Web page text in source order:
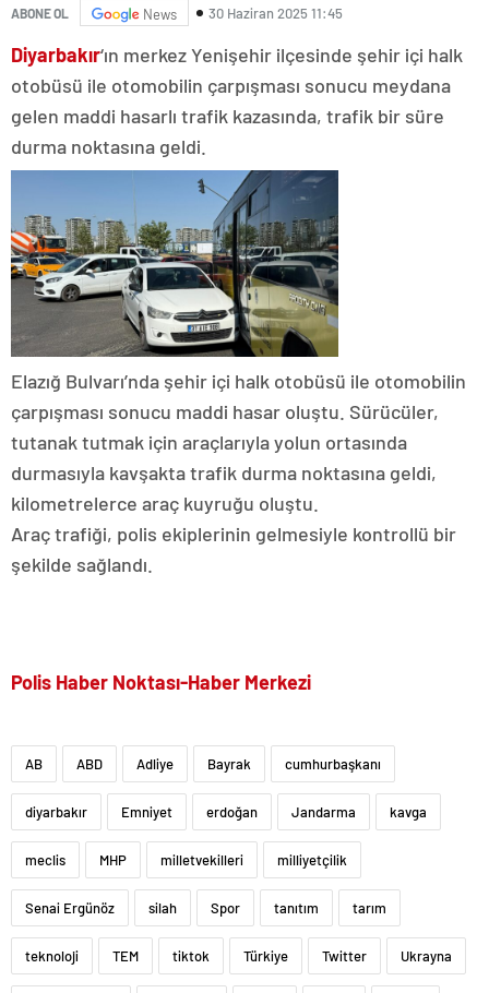
ABONE OL News 30 Haziran 2025 11:45
Diyarbakır‘ın merkez Yenişehir ilçesinde şehir içi halk
otobüsü ile otomobilin çarpışması sonucu meydana
gelen maddi hasarlı trafik kazasında, trafik bir süre
durma noktasına geldi.
Elazığ Bulvarı’nda şehir içi halk otobüsü ile otomobilin
çarpışması sonucu maddi hasar oluştu. Sürücüler,
tutanak tutmak için araçlarıyla yolun ortasında
durmasıyla kavşakta trafik durma noktasına geldi,
kilometrelerce araç kuyruğu oluştu.
Araç trafiği, polis ekiplerinin gelmesiyle kontrollü bir
şekilde sağlandı.
Polis Haber Noktası-Haber Merkezi
AB ABD Adliye Bayrak cumhurbaşkanı
diyarbakır Emniyet erdoğan Jandarma kavga
meclis MHP milletvekilleri milliyetçilik
Senai Ergünöz silah Spor tanıtım tarım
teknoloji TEM tiktok Türkiye Twitter Ukrayna